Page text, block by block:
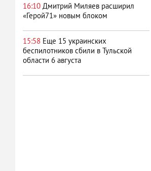
16:10 Дмитрий Миляев расширил
«Герой71» новым блоком
15:58 Еще 15 украинских
беспилотников сбили в Тульской
области 6 августа